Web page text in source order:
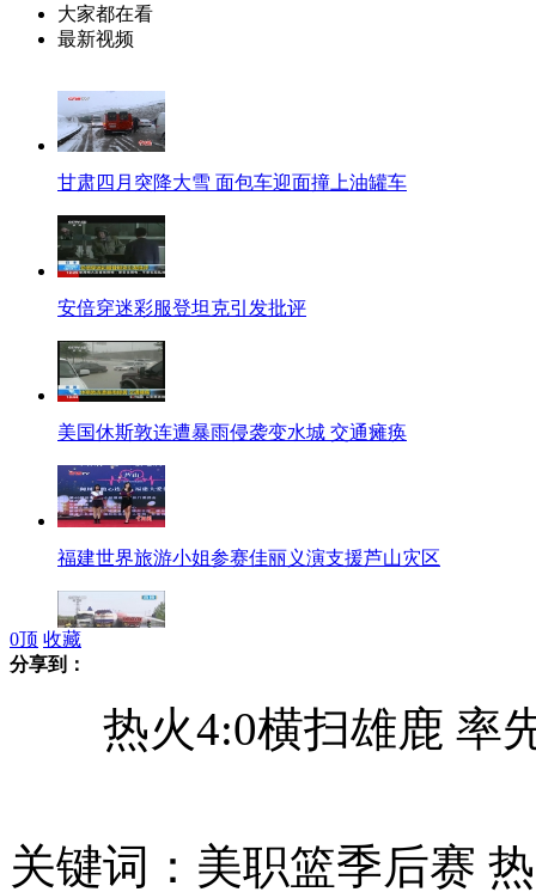
大家都在看
最新视频
甘肃四月突降大雪 面包车迎面撞上油罐车
安倍穿迷彩服登坦克引发批评
美国休斯敦连遭暴雨侵袭变水城 交通瘫痪
福建世界旅游小姐参赛佳丽义演支援芦山灾区
0顶 收藏
分享到：
热火4:0横扫雄鹿 率
关键词：美职篮季后赛